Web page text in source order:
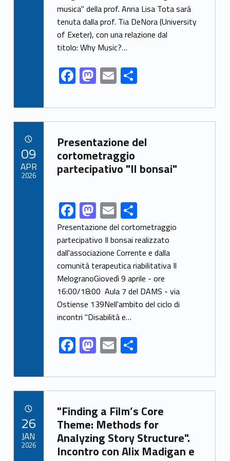
b
o
o
k
d
o
n
l e
musica" della prof. Anna Lisa Tota sarà
tenuta dalla prof. Tia DeNora (University
of Exeter), con una relazione dal
titolo: Why Music?…
F
ac
e
b
o
o
k
M
as
to
d
o
n
E
m
ai
l
S
ar
e
Link identifier archive #link-archive-86494
Presentazione del
cortometraggio
partecipativo "Il bonsai"
Link identifier share facebook archive #share-link-archive-72179F
ac
e
b
o
o
k
M
as
to
d
o
n
E
m
ai
l
S
h
ar
e
Presentazione del cortometraggio
partecipativo Il bonsai realizzato
dall'associazione Corrente e dalla
comunità terapeutica riabilitativa Il
MelogranoGiovedì 9 aprile - ore
16:00/18:00 Aula 7 del DAMS - via
Ostiense 139Nell'ambito del ciclo di
incontri "Disabilità e…
F
ac
e
b
o
o
k
M
as
to
d
o
n
E
m
ai
l
S
h
ar
e
09
APR
2026
Link identifier archive #link-archive-81356
"Finding a Film’s Core
Theme: Methods for
Analyzing Story Structure".
Incontro con Alix Madigan e
26
JAN
2026